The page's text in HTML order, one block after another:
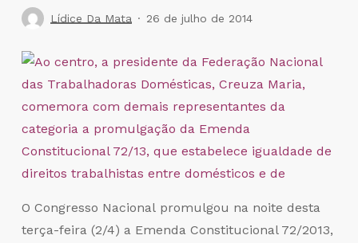
Lídice Da Mata 26 de julho de 2014
O Congresso Nacional promulgou na noite desta
terça-feira (2/4) a Emenda Constitucional 72/2013,